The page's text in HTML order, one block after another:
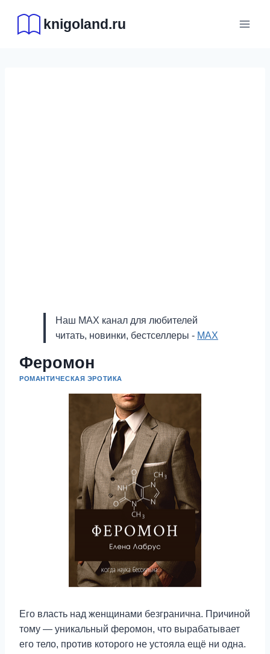
содержимому
knigoland.ru
Наш MAX канал для любителей
читать, новинки, бестселлеры - MAX
Феромон
РОМАНТИЧЕСКАЯ ЭРОТИКА
Его власть над женщинами безгранична. Причиной
тому — уникальный феромон, что вырабатывает
его тело, против которого не устояла ещё ни одна.